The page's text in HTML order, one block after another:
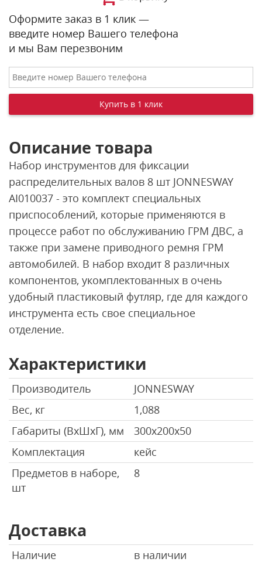
Оформите заказ в 1 клик —
введите номер Вашего телефона
и мы Вам перезвоним
Описание товара
Набор инструментов для фиксации
распределительных валов 8 шт JONNESWAY
AI010037 - это комплект специальных
приспособлений, которые применяются в
процессе работ по обслуживанию ГРМ ДВС, а
также при замене приводного ремня ГРМ
автомобилей. В набор входит 8 различных
компонентов, укомплектованных в очень
удобный пластиковый футляр, где для каждого
инструмента есть свое специальное
отделение.
Характеристики
Производитель
JONNESWAY
Вес, кг
1,088
Габариты (ВхШхГ), мм
300x200x50
Комплектация
кейс
Предметов в наборе,
шт
8
Доставка
Наличие в наличии